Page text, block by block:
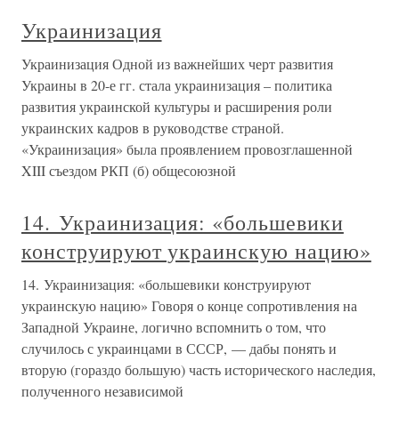
Украинизация
Украинизация Одной из важнейших черт развития
Украины в 20-е гг. стала украинизация – политика
развития украинской культуры и расширения роли
украинских кадров в руководстве страной.
«Украинизация» была проявлением провозглашенной
XIII съездом РКП (б) общесоюзной
14. Украинизация: «большевики
конструируют украинскую нацию»
14. Украинизация: «большевики конструируют
украинскую нацию» Говоря о конце сопротивления на
Западной Украине, логично вспомнить о том, что
случилось с украинцами в СССР, — дабы понять и
вторую (гораздо большую) часть исторического наследия,
полученного независимой